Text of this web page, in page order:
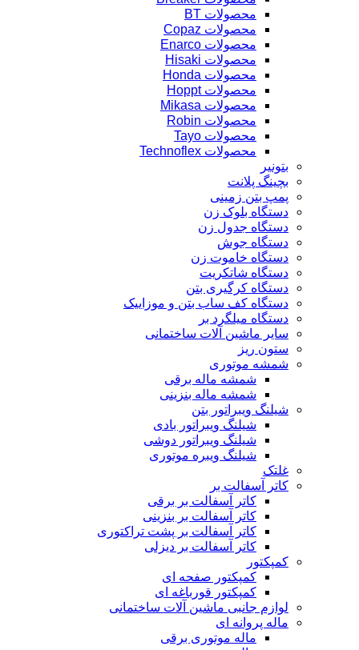
محصولات BT
محصولات Copaz
محصولات Enarco
محصولات Hisaki
محصولات Honda
محصولات Hoppt
محصولات Mikasa
محصولات Robin
محصولات Tayo
محصولات Technoflex
بتونیر
بچینگ پلانت
پمپ بتن زمینی
دستگاه بلوک زن
دستگاه جدول زن
دستگاه جوش
دستگاه خاموت زن
دستگاه شاتکریت
دستگاه کرگیری بتن
دستگاه کف ساب بتن و موزاییک
دستگاه میلگرد بر
سایر ماشین آلات ساختمانی
ستون ریز
شمشه موتوری
شمشه ماله برقی
شمشه ماله بنزینی
شیلنگ ویبراتور بتن
شیلنگ ویبراتور بادی
شیلنگ ویبراتور دوشی
شیلنگ ویبره موتوری
غلتک
کاتر آسفالت بر
کاتر آسفالت بر برقی
کاتر آسفالت بر بنزینی
کاتر آسفالت بر پشت تراکتوری
کاتر آسفالت بر دیزلی
کمپکتور
کمپکتور صفحه ای
کمپکتور قورباغه ای
لوازم جانبی ماشین آلات ساختمانی
ماله پروانه ای
ماله موتوری برقی